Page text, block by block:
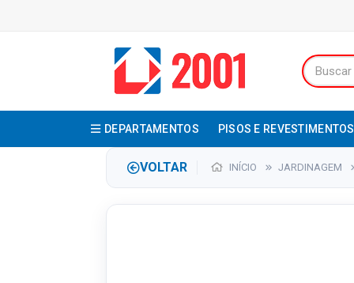
DEPARTAMENTOS PISOS E REVESTIMENTOS
VOLTAR INÍCIO JARDINAGEM